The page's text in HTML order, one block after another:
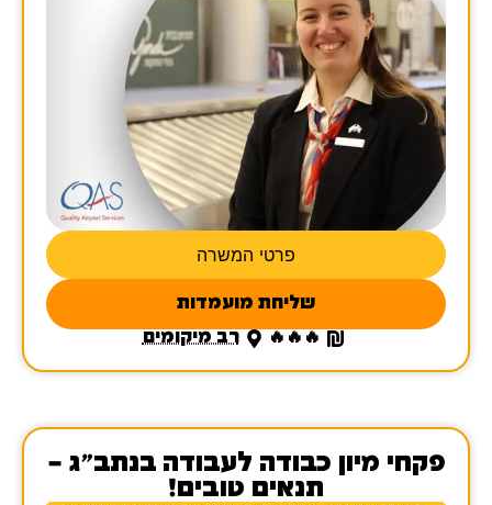
פרטי המשרה
שליחת מועמדות
🔥🔥🔥
רב מיקומים
פקחי מיון כבודה לעבודה בנתב"ג –
תנאים טובים!